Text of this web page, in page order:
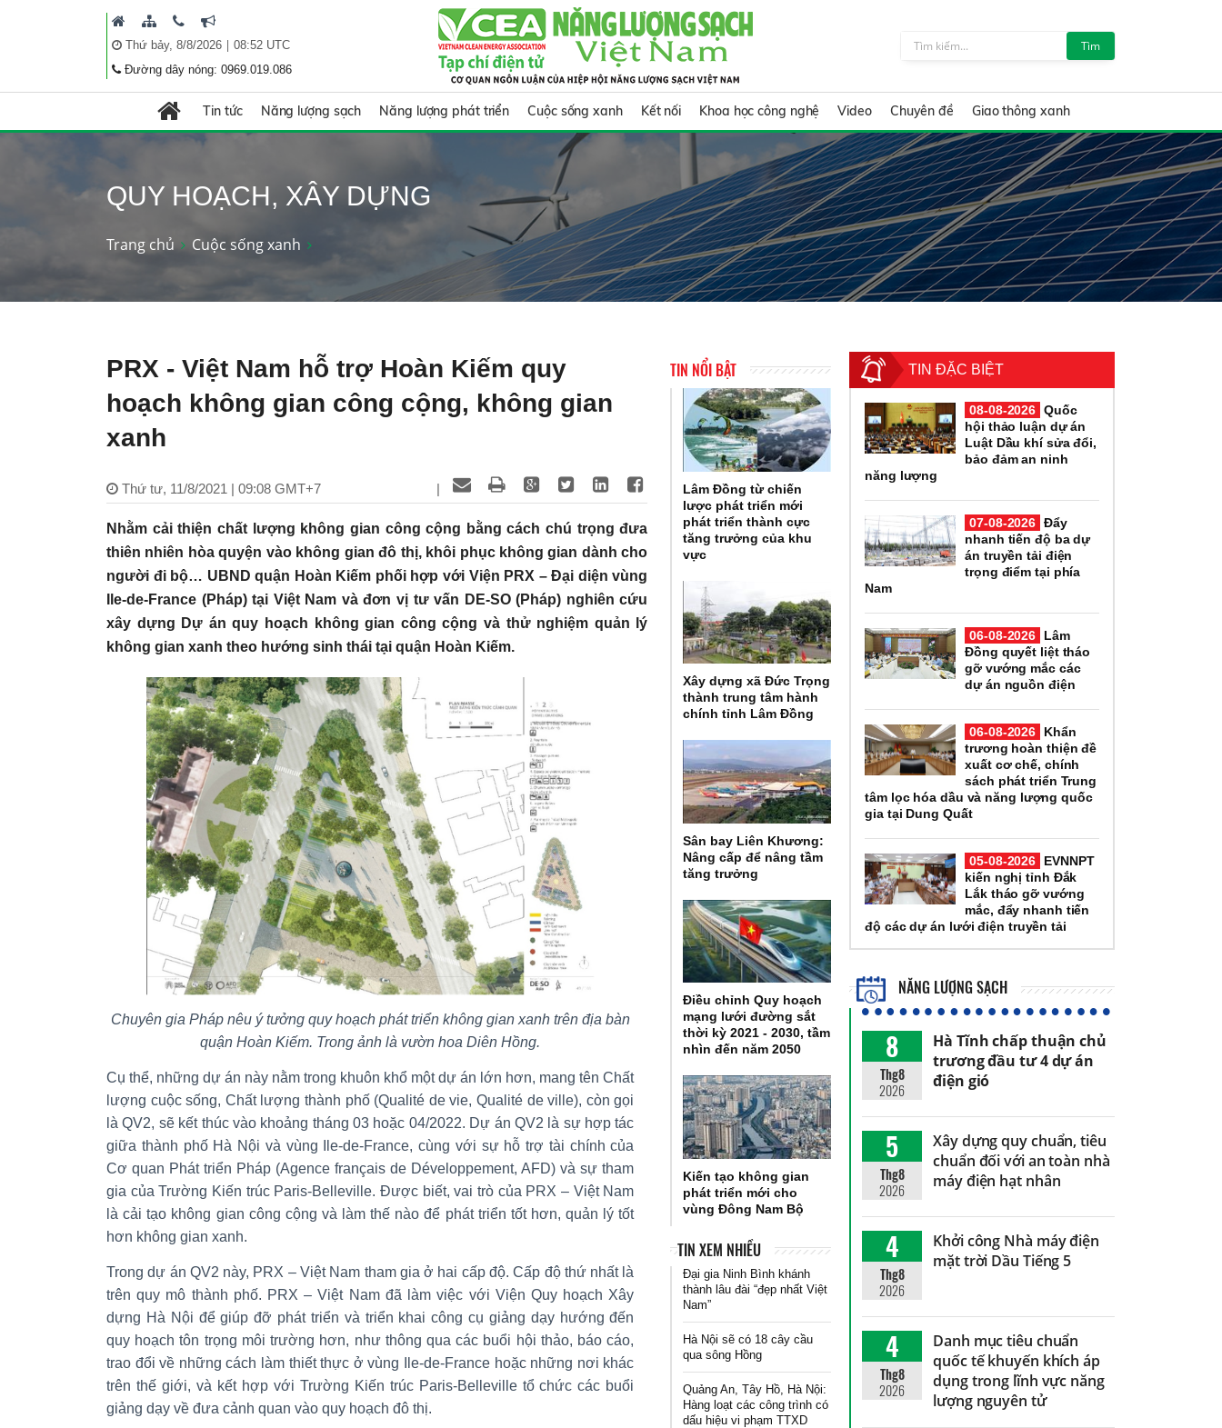
Thứ bảy, 8/8/2026| 08:52 UTC
Đường dây nóng: 0969.019.086
Tìm
Tin tức Năng lượng sạch Năng lượng phát triển Cuộc sống xanh Kết nối Khoa học công nghệ Video Chuyên đề Giao thông xanh
QUY HOẠCH, XÂY DỰNG
Trang chủ Cuộc sống xanh
PRX - Việt Nam hỗ trợ Hoàn Kiếm quy
hoạch không gian công cộng, không gian
xanh
Thứ tư, 11/8/2021 | 09:08 GMT+7 |
Nhằm cải thiện chất lượng không gian công cộng bằng cách chú trọng đưa
thiên nhiên hòa quyện vào không gian đô thị, khôi phục không gian dành cho
người đi bộ… UBND quận Hoàn Kiếm phối hợp với Viện PRX – Đại diện vùng
Ile-de-France (Pháp) tại Việt Nam và đơn vị tư vấn DE-SO (Pháp) nghiên cứu
xây dựng Dự án quy hoạch không gian công cộng và thử nghiệm quản lý
không gian xanh theo hướng sinh thái tại quận Hoàn Kiếm.
Chuyên gia Pháp nêu ý tưởng quy hoạch phát triển không gian xanh trên địa bàn
quận Hoàn Kiếm. Trong ảnh là vườn hoa Diên Hồng.
Cụ thể, những dự án này nằm trong khuôn khổ một dự án lớn hơn, mang tên Chất
lượng cuộc sống, Chất lượng thành phố (Qualité de vie, Qualité de ville), còn gọi
là QV2, sẽ kết thúc vào khoảng tháng 03 hoặc 04/2022. Dự án QV2 là sự hợp tác
giữa thành phố Hà Nội và vùng Ile-de-France, cùng với sự hỗ trợ tài chính của
Cơ quan Phát triển Pháp (Agence français de Développement, AFD) và sự tham
gia của Trường Kiến trúc Paris-Belleville.Được biết, vai trò của PRX – Việt Nam
là cải tạo không gian công cộng và làm thế nào để phát triển tốt hơn, quản lý tốt
hơn không gian xanh.
Trong dự án QV2 này, PRX – Việt Nam tham gia ở hai cấp độ. Cấp độ thứ nhất là
trên quy mô thành phố. PRX – Việt Nam đã làm việc với Viện Quy hoạch Xây
dựng Hà Nội để giúp đỡ phát triển và triển khai công cụ giảng dạy hướng đến
quy hoạch tôn trọng môi trường hơn, như thông qua các buổi hội thảo, báo cáo,
trao đổi về những cách làm thiết thực ở vùng Ile-de-France hoặc những nơi khác
trên thế giới, và kết hợp với Trường Kiến trúc Paris-Belleville tổ chức các buổi
giảng dạy về đưa cảnh quan vào quy hoạch đô thị.
TIN NỔI BẬT
Lâm Đồng từ chiến
lược phát triển mới
phát triển thành cực
tăng trưởng của khu
vực
Xây dựng xã Đức Trọng
thành trung tâm hành
chính tỉnh Lâm Đồng
Sân bay Liên Khương:
Nâng cấp để nâng tầm
tăng trưởng
Điều chỉnh Quy hoạch
mạng lưới đường sắt
thời kỳ 2021 - 2030, tầm
nhìn đến năm 2050
Kiến tạo không gian
phát triển mới cho
vùng Đông Nam Bộ
TIN XEM NHIỀU
Đại gia Ninh Bình khánh
thành lâu đài “đẹp nhất Việt
Nam”
Hà Nội sẽ có 18 cây cầu
qua sông Hồng
Quảng An, Tây Hồ, Hà Nội:
Hàng loạt các công trình có
dấu hiệu vi phạm TTXD
TIN ĐẶC BIỆT
08-08-2026 Quốc
hội thảo luận dự án
Luật Dầu khí sửa đổi,
bảo đảm an ninh
năng lượng
07-08-2026 Đẩy
nhanh tiến độ ba dự
án truyền tải điện
trọng điểm tại phía
Nam
06-08-2026
Lâm
Đồng quyết liệt tháo
gỡ vướng mắc các
dự án nguồn điện
06-08-2026
Khẩn
trương hoàn thiện đề
xuất cơ chế, chính
sách phát triển Trung
tâm lọc hóa dầu và năng lượng quốc
gia tại Dung Quất
05-08-2026
EVNNPT
kiến nghị tỉnh Đắk
Lắk tháo gỡ vướng
mắc, đẩy nhanh tiến
độ các dự án lưới điện truyền tải
NĂNG LƯỢNG SẠCH
8
Thg8
2026
Hà Tĩnh chấp thuận chủ
trương đầu tư 4 dự án
điện gió
5
Thg8
2026
Xây dựng quy chuẩn, tiêu
chuẩn đối với an toàn nhà
máy điện hạt nhân
4
Thg8
2026
Khởi công Nhà máy điện
mặt trời Dầu Tiếng 5
4
Thg8
2026
Danh mục tiêu chuẩn
quốc tế khuyến khích áp
dụng trong lĩnh vực năng
lượng nguyên tử